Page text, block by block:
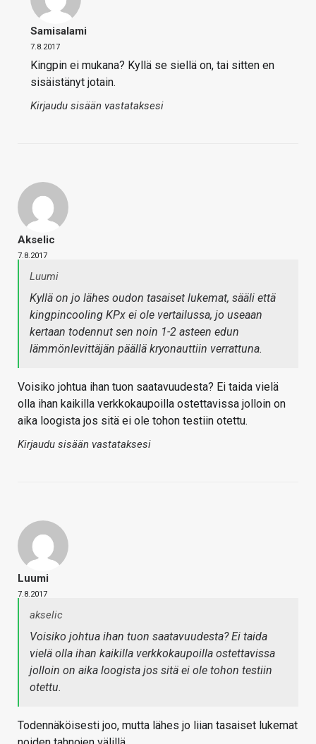
Samisalami
7.8.2017
Kingpin ei mukana? Kyllä se siellä on, tai sitten en
sisäistänyt jotain.
Kirjaudu sisään vastataksesi
Akselic
7.8.2017
Luumi
Kyllä on jo lähes oudon tasaiset lukemat, sääli että
kingpincooling KPx ei ole vertailussa, jo useaan
kertaan todennut sen noin 1-2 asteen edun
lämmönlevittäjän päällä kryonauttiin verrattuna.
Voisiko johtua ihan tuon saatavuudesta? Ei taida vielä
olla ihan kaikilla verkkokaupoilla ostettavissa jolloin on
aika loogista jos sitä ei ole tohon testiin otettu.
Kirjaudu sisään vastataksesi
Luumi
7.8.2017
akselic
Voisiko johtua ihan tuon saatavuudesta? Ei taida
vielä olla ihan kaikilla verkkokaupoilla ostettavissa
jolloin on aika loogista jos sitä ei ole tohon testiin
otettu.
Todennäköisesti joo, mutta lähes jo liian tasaiset lukemat